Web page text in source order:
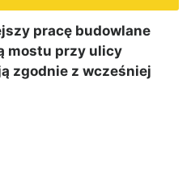
pracę budowlane
mostu przy ulicy
zgodnie z wcześniej